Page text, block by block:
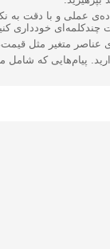
عملی و با دقت به
چندکلمه‌‌ای خودداری
متغیر مثل قیمت،
پیام‌هایی که